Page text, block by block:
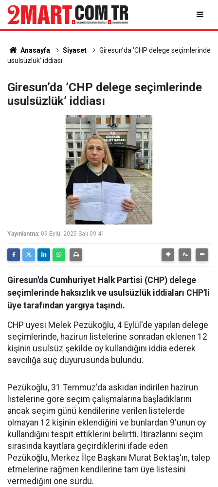
Anasayfa Siyaset
Giresun’da ’CHP delege seçimlerinde
usulsüzlük’ iddiası
Giresun’da ’CHP delege seçimlerinde
usulsüzlük’ iddiası
Yayınlanma: 09 Eylül 2025 Salı 09:41
Giresun'da Cumhuriyet Halk Partisi (CHP) delege
seçimlerinde haksızlık ve usulsüzlük iddiaları CHP'li
üye tarafından yargıya taşındı.
CHP üyesi Melek Pezükoğlu, 4 Eylül'de yapılan delege
seçimlerinde, hazirun listelerine sonradan eklenen 12
kişinin usulsüz şekilde oy kullandığını iddia ederek
savcılığa suç duyurusunda bulundu.
Pezükoğlu, 31 Temmuz'da askıdan indirilen hazirun
listelerine göre seçim çalışmalarına başladıklarını
ancak seçim günü kendilerine verilen listelerde
olmayan 12 kişinin eklendiğini ve bunlardan 9'unun oy
kullandığını tespit ettiklerini belirtti. İtirazlarını seçim
sırasında kayıtlara geçirdiklerini ifade eden
Pezükoğlu, Merkez İlçe Başkanı Murat Bektaş'ın, talep
etmelerine rağmen kendilerine tam üye listesini
vermediğini öne sürdü.